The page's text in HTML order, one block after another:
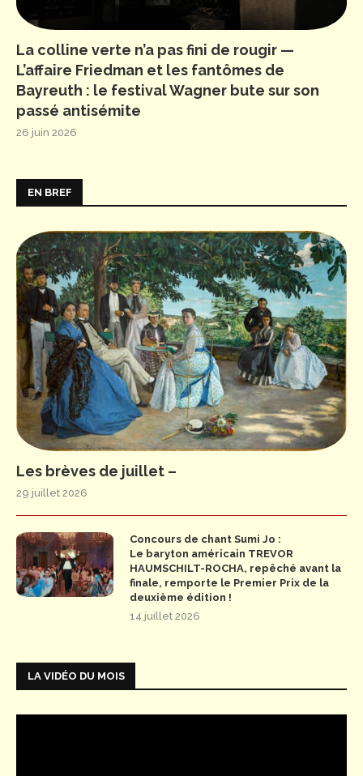
La colline verte n’a pas fini de rougir —
L’affaire Friedman et les fantômes de
Bayreuth : le festival Wagner bute sur son
passé antisémite
26 juin 2026
EN BREF
Les brèves de juillet –
29 juillet 2026
Concours de chant Sumi Jo :
Le baryton américain TREVOR
HAUMSCHILT-ROCHA, repêché avant la
finale, remporte le Premier Prix de la
deuxième édition !
14 juillet 2026
LA VIDÉO DU MOIS